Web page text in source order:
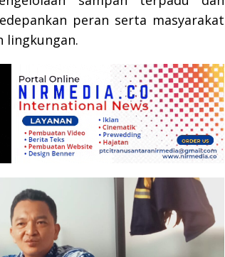
peran serta masyarakat
lingkungan.